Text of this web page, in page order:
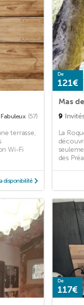
Fabuleux (57)
terrasse,
Wi-Fi
disponibilité
De
121€
Mas
9
La
des
De
117€